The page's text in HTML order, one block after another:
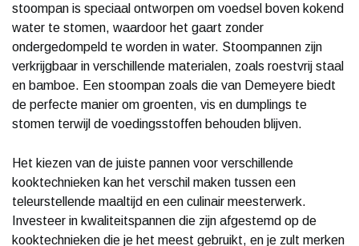
stoompan is speciaal ontworpen om voedsel boven kokend
water te stomen, waardoor het gaart zonder
ondergedompeld te worden in water. Stoompannen zijn
verkrijgbaar in verschillende materialen, zoals roestvrij staal
en bamboe. Een stoompan zoals die van Demeyere biedt
de perfecte manier om groenten, vis en dumplings te
stomen terwijl de voedingsstoffen behouden blijven.
Het kiezen van de juiste pannen voor verschillende
kooktechnieken kan het verschil maken tussen een
teleurstellende maaltijd en een culinair meesterwerk.
Investeer in kwaliteitspannen die zijn afgestemd op de
kooktechnieken die je het meest gebruikt, en je zult merken